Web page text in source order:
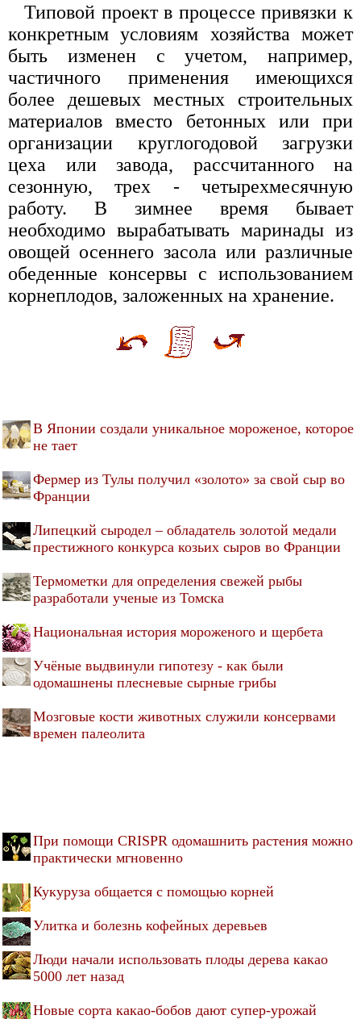
Типовой проект в процессе привязки к
конкретным условиям хозяйства может
быть изменен с учетом, например,
частичного применения имеющихся
более дешевых местных строительных
материалов вместо бетонных или при
организации круглогодовой загрузки
цеха или завода, рассчитанного на
сезонную, трех - четырехмесячную
работу. В зимнее время бывает
необходимо вырабатывать маринады из
овощей осеннего засола или различные
обеденные консервы с использованием
корнеплодов, заложенных на хранение.
В Японии создали уникальное мороженое, которое
не тает
Фермер из Тулы получил «золото» за свой сыр во
Франции
Липецкий сыродел – обладатель золотой медали
престижного конкурса козьих сыров во Франции
Термометки для определения свежей рыбы
разработали ученые из Томска
Национальная история мороженого и щербета
Учёные выдвинули гипотезу - как были
одомашнены плесневые сырные грибы
Мозговые кости животных служили консервами
времен палеолита
При помощи CRISPR одомашнить растения можно
практически мгновенно
Кукуруза общается с помощью корней
Улитка и болезнь кофейных деревьев
Люди начали использовать плоды дерева какао
5000 лет назад
Новые сорта какао-бобов дают супер-урожай